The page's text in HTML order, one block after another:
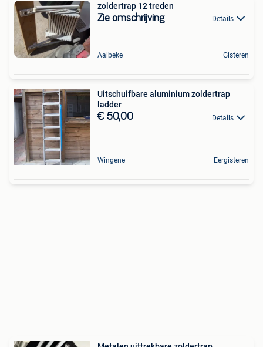
zoldertrap 12 treden
Zie omschrijving Details
Aalbeke Gisteren
Uitschuifbare aluminium zoldertrap
ladder
€ 50,00 Details
Wingene Eergisteren